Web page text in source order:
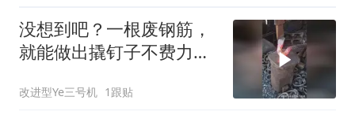
没想到吧？一根废钢筋，
就能做出撬钉子不费力的
改进型Ye三号机 1跟贴